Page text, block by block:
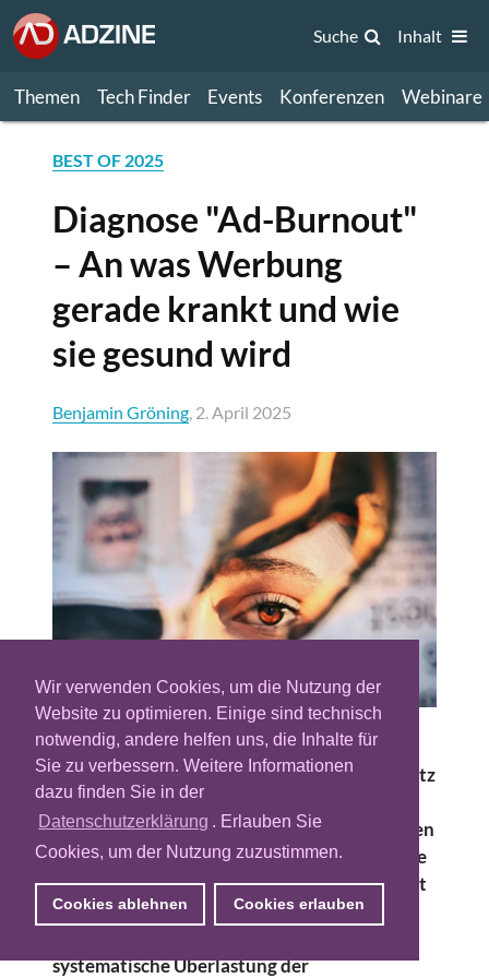
Wir verwenden Cookies, um die Nutzung der
Website zu optimieren. Einige sind technisch
notwendig, andere helfen uns, die Inhalte für
Sie zu verbessern. Weitere Informationen
dazu finden Sie in der
Datenschutzerklärung . Erlauben Sie
Cookies, um der Nutzung zuzustimmen.
Cookies ablehnen Cookies erlauben
Themen Tech Finder Events Konferenzen Webinare
Suche Inhalt
BEST OF 2025
Diagnose "Ad-Burnout"
– An was Werbung
gerade krankt und wie
sie gesund wird
Benjamin Gröning, 2. April 2025
Werbung war vielleicht noch nie so präsent
wie heute – und zugleich so wirkungslos. Trotz
präzisem Targeting, datengetriebenem
Tracking und immer neuen Tech-Innovationen
gelingt es Marken zunehmend seltener, echte
Wirkung zu erzielen. Was wir beobachten, ist
kein vorübergehender Trend, sondern ein
systematische Überlastung der